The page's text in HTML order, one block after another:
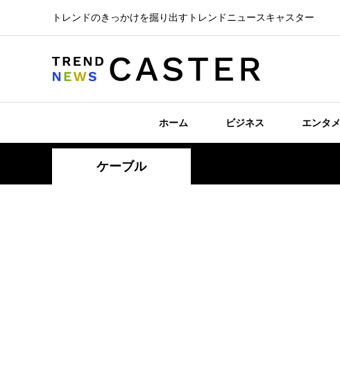
トレンドのきっかけを掘り出すトレンドニュースキャスター
ホーム ビジネス エンタメ
ケーブル